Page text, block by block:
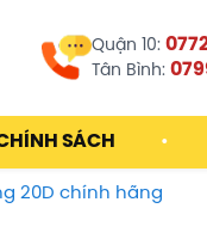
Quận 10:
Tân Bình:
SÁCH •
20D chính hãng